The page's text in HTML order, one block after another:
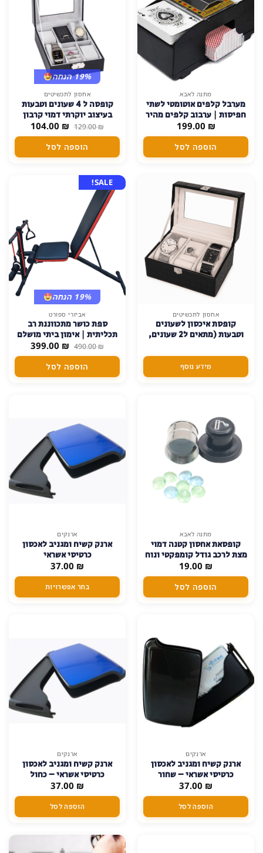
מתנה לאבא
מערבל קלפים אוטומטי לשתי
חפיסות | ערבוב קלפים מהיר
ונוח
199.00 ₪
הוספה לסל
19% הנחה
אחסון לתכשיטים
קופסה ל 4 שעונים וטבעות
בעיצוב יוקרתי דמוי קרבון
איכות גובהה, קל לניקוי ובד
דוחה מים
129.00₪ המחיר
המקורי
היה:
129.00 ₪.
104.00 ₪ המחיר
הנוכחי
הוא:
104.00 ₪. הוספה לסל
אחסון לתכשיטים
קופסת איכסון לשעונים
וטבעות (מתאים ל2 שעונים,
מידע נוסף
SALE!
19% הנחה
אביזרי ספורט
ספת כושר מתכווננת רב
תכליתית | אימון ביתי מושלם
490.00₪ המחיר
המקורי
היה:
490.00 ₪.
399.00 ₪ המחיר
הנוכחי
הוא:
399.00 ₪. הוספה לסל
מתנה לאבא
קופסאת אחסון קטנה דמוי
מצת לרכב גודל קומפקטי ונוח
לנשיאה
19.00 ₪
הוספה לסל
ארנקים
ארנק קשיח ומגניב לאכסון
כרטיסי אשראי
37.00 ₪
בחר אפשרויות
זה
ניתן
המוצר
ארנקים
ארנק קשיח ומגניב לאכסון
כרטיסי אשראי – שחור
37.00 ₪
הוספה לסל
ארנקים
ארנק קשיח ומגניב לאכסון
כרטיסי אשראי – כחול
37.00 ₪
הוספה לסל